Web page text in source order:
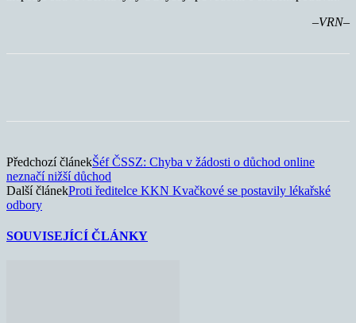
–VRN–
Předchozí článekŠéf ČSSZ: Chyba v žádosti o důchod online
neznačí nižší důchod
Další článekProti ředitelce KKN Kvačkové se postavily lékařské
odbory
SOUVISEJÍCÍ ČLÁNKY